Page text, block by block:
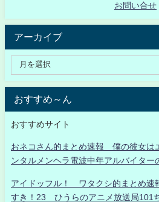
お問い合せ
アーカイブ
おすすめ～ん
おすすめサイト
おネコさん的まとめ速報 僕の彼女は
ンタルメンヘラ電波中年アルバイター
アイドッフル！ ワタクシ的まとめ
すき！23 ひうらのアニメ放送局101